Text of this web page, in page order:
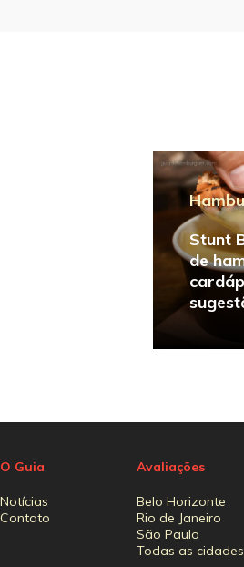
Stunt
de
O Guia
Notícias
Contato
Avaliações
Belo Horizonte
Rio de Janeiro
São Paulo
Todas as cidades